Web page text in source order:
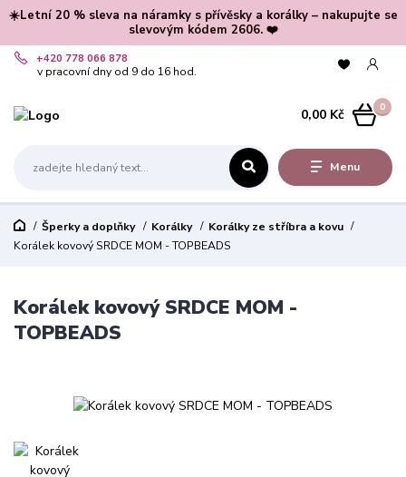
☀️Letní 20 % sleva na náramky s přívěsky a korálky – nakupujte se
slevovým kódem 2606. ❤️
Menu
+420 778 066 878
v pracovní dny od 9 do 16 hod.
0
0,00 Kč
Šperky a doplňky Korálky
Korálky ze stříbra a kovu
Korálek kovový SRDCE MOM - TOPBEADS
Korálek kovový SRDCE MOM -
TOPBEADS